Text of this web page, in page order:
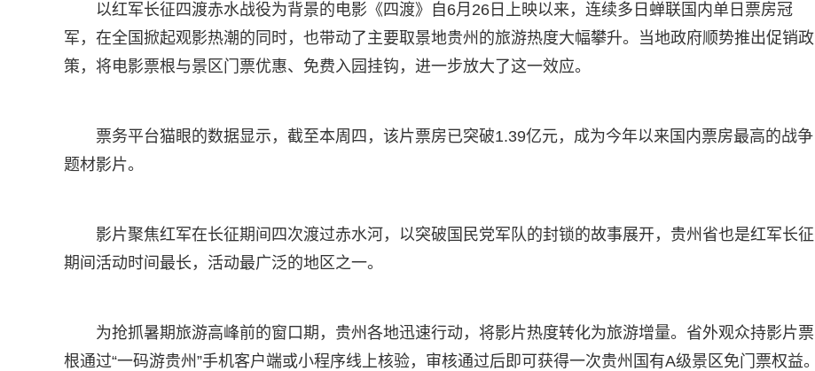
以红军长征四渡赤水战役为背景的电影《四渡》自6月26日上映以来，连续多日蝉联国内单日票房冠
军，在全国掀起观影热潮的同时，也带动了主要取景地贵州的旅游热度大幅攀升。当地政府顺势推出促销政
策，将电影票根与景区门票优惠、免费入园挂钩，进一步放大了这一效应。
票务平台猫眼的数据显示，截至本周四，该片票房已突破1.39亿元，成为今年以来国内票房最高的战争
题材影片。
影片聚焦红军在长征期间四次渡过赤水河，以突破国民党军队的封锁的故事展开，贵州省也是红军长征
期间活动时间最长，活动最广泛的地区之一。
为抢抓暑期旅游高峰前的窗口期，贵州各地迅速行动，将影片热度转化为旅游增量。省外观众持影片票
根通过“一码游贵州”手机客户端或小程序线上核验，审核通过后即可获得一次贵州国有A级景区免门票权益。